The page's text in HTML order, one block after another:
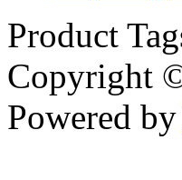
Product
Copyright
Powered by